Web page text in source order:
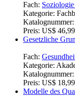
Fach:
Kategorie:
Katalognummer:
Preis: US$ 46,99
Gesetzliche
Fach:
Kategorie:
Katalognummer:
Preis: US$ 18,99
Modelle des